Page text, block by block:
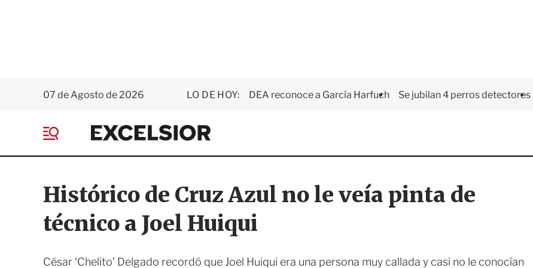
07 de Agosto de 2026 LO DE HOY: DEA reconoce a García Harfuch Se jubilan 4 perros detectores
E
x
e
i
o
r
e
Histórico de Cruz Azul no le veía pinta de
técnico a Joel Huiqui
César ‘Chelito’ Delgado recordó que Joel Huiqui era una persona muy callada y casi no le conocían